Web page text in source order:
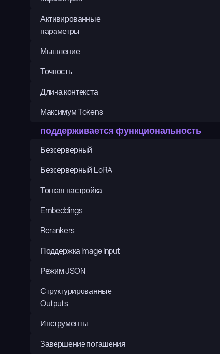
Активированные
параметры
Мышление
Точность
Длина контекста
Максимум Tokens
поддерживается функциональность
Безсерверный
Безсерверный LoRA
Тонкая настройка
Embeddings
Rerankers
Поддержка Image Input
Режим JSON
Структурированные
Outputs
Инструменты
Завершение погашения